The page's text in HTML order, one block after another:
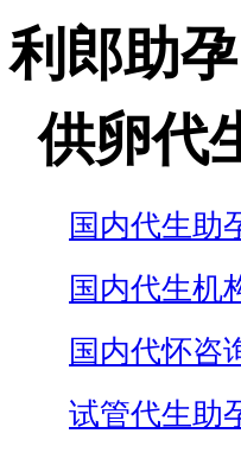
利郎助
供卵代
国内代生助
国内代生机
国内代怀咨
试管代生助